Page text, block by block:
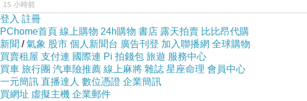
15 小時前
登入 註冊
PChome首頁 線上購物 24h購物 書店 露天拍賣 比比昂代購
新聞 /氣象 股市 個人新聞台 廣告刊登 加入聯播網 全球購物
買賣租屋 支付連 國際連 Pi 拍錢包 旅遊 服務中心
買車 旅行團 汽車險推薦 線上麻將 雜誌 星座命理 會員中心
一元簡訊 直播達人 數位憑證 企業簡訊
買網址 虛擬主機 企業郵件